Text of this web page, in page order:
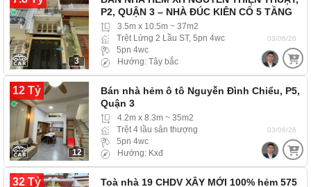
3
P2, QUẬN 3 – NHÀ ĐÚC KIÊN CỐ 5 TẦNG
3.5m x 10.5m ~ 37m2
Trệt Lửng 2 Lầu ST, 5pn 4wc
5pn 4wc
Hướng: Tây bắc
03/06/26
12 Tỷ
12
Bán nhà hẻm ô tô Nguyễn Đình Chiểu, P5,
Quận 3
4.2m x 8.3m ~ 35m2
Trệt 4 lầu sân thượng
5pn 4wc
Hướng: Kxđ
03/06/26
32 Tỷ
Toà nhà 19 CHDV XÂY MỚI 100% hẻm 575